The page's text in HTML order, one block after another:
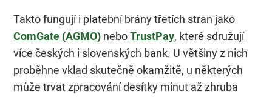
Takto fungují i platební brány třetích stran jako
ComGate (AGMO) neboTrustPay, které sdružují
více českých i slovenských bank. U většiny z nich
proběhne vklad skutečně okamžitě, u některých
může trvat zpracování desítky minut až zhruba